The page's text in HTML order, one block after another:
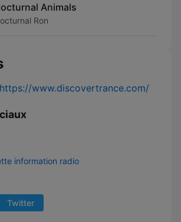
Animals
Ron
https://www.discovertrance.com/
information radio
Twitter